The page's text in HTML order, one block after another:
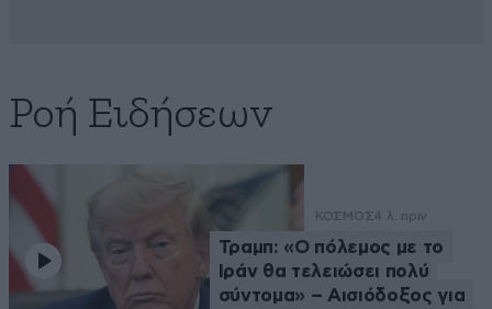
Ροή Ειδήσεων
ΚΟΣΜΟΣ4 λ. πριν
Τραμπ: «Ο πόλεμος με το
Ιράν θα τελειώσει πολύ
σύντομα» – Αισιόδοξος για